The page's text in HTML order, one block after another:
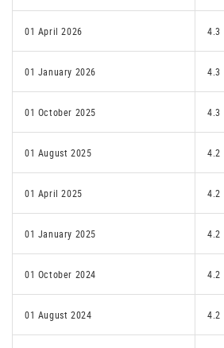
01 April 2026 4.3
01 January 2026 4.3
01 October 2025 4.3
01 August 2025 4.2
01 April 2025 4.2
01 January 2025 4.2
01 October 2024 4.2
01 August 2024 4.2